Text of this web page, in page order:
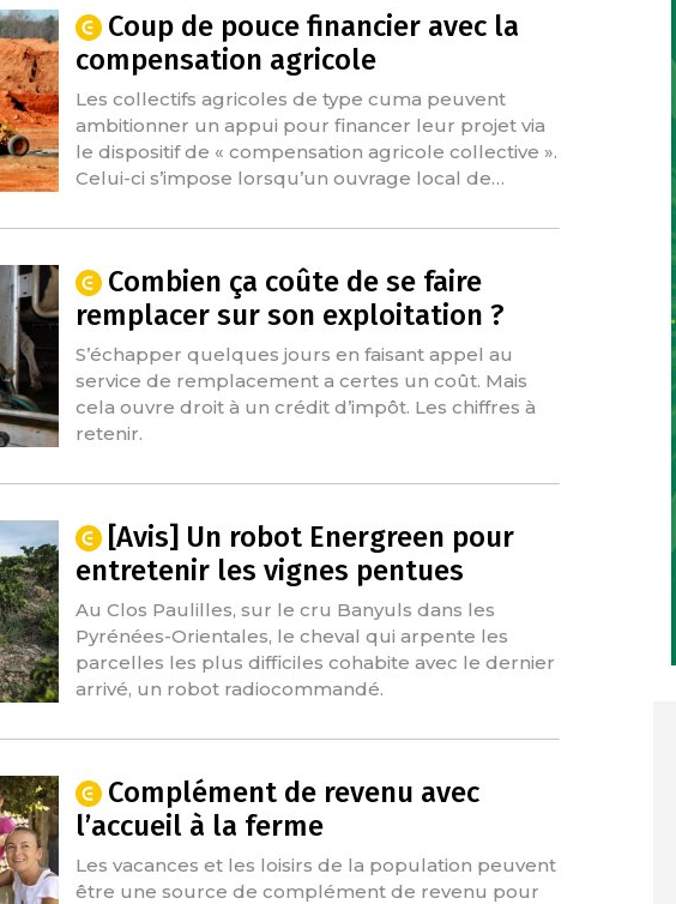
Coup de pouce financier avec la
compensation agricole
Les collectifs agricoles de type cuma peuvent
ambitionner un appui pour financer leur projet via
le dispositif de « compensation agricole collective ».
Celui-ci s’impose lorsqu’un ouvrage local de…
Combien ça coûte de se faire
remplacer sur son exploitation ?
S’échapper quelques jours en faisant appel au
service de remplacement a certes un coût. Mais
cela ouvre droit à un crédit d’impôt. Les chiffres à
retenir.
[Avis] Un robot Energreen pour
entretenir les vignes pentues
Au Clos Paulilles, sur le cru Banyuls dans les
Pyrénées-Orientales, le cheval qui arpente les
parcelles les plus difficiles cohabite avec le dernier
arrivé, un robot radiocommandé.
Complément de revenu avec
l’accueil à la ferme
Les vacances et les loisirs de la population peuvent
être une source de complément de revenu pour